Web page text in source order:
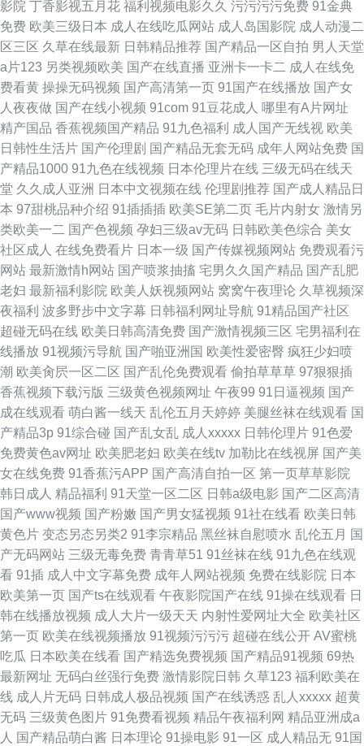
影院 丁香影视五月花 福利视频电影久久 污污污污免费 91金典
免费 欧美三级日本 成人在线吃瓜网站 成人岛国影院 成人动漫二
区三区 久草在线最新 日韩精品推荐 国产精品一区自拍 男人天堂
a片123 另类视频欧美 国产在线直播 亚洲卡一卡二 成人在线免
费看黄 操操无码视频 国产高清第一页 91国产在线播放 国产女
人夜夜做 国产在线小视频 91com 91豆花成人 哪里有A片网址
精产国品 香蕉视频国产精品 91九色福利 成人国产无线视 欧美
日韩性生活片 国产伦理剧 国产精品无套无码 成年人网站免费 国
产精品1000 91九色在线视频 日本伦理片在线 三级无码在线天
堂 久久成人亚洲 日本中文视频在线 伦理剧推荐 国产成人精品日
本 97甜桃品种介绍 91插插插 欧美SE第二页 毛片内射女 激情另
类欧美一二 国产色视频 孕妇三级av无码 日韩欧美色综合 美女
社区成人 在线免费看片 日本一级 国产传媒视频网站 免费观看污
网站 最新激情h网站 国产喷浆抽搐 宅男久久国产精品 国产乱肥
老妇 最新福利影院 欧美人妖视频网站 窝窝午夜理论 久草视频深
夜福利 波多野步中文字幕 日韩福利网址导航 91精品国产社区
超碰无码在线 欧美日韩高清免费 国产激情视频三区 宅男福利在
线播放 91视频污导航 国产啪亚洲国 欧美性爱密臀 疯狂少妇喷
潮 欧美肏屄一区二区 国产乱伦免费观看 偷拍草草草 97狠狠插
香蕉视频下载污版 三级黄色视频网址 午夜99 91日逼视频 国产
成在线观看 萌白酱一线天 乱伦五月天婷婷 美腿丝袜在线观看 国
产精品3p 91综合碰 国产乱女乱 成人xxxxx 日韩伦理片 91色爱
免费黄色av网址 欧美肥老妇 欧美在线tv 加勒比在线视屏 国产美
女在线免费 91香蕉污APP 国产高清自拍一区 第一页草草影院
韩日成人 精品福利 91天堂一区二区 日韩a级电影 国产二区高清
国产www视频 国产粉嫩 国产男女猛视频 91社在线看 欧美日韩
黄色片 变态另态另类2 91李宗精品 黑丝袜自慰喷水 乱伦五月 国
产无码网站 三级无毒免费 青青草51 91丝袜在线 91九色在线观
看 91插 成人中文字幕免费 成年人网站视频 免费在线影院 日本
欧美第一页 国产ts在线观看 午夜影院国产在线 91操在线观看 日
韩在线播放视频 成人大片一级天天 内射性爱网址大全 欧美社区
第一页 欧美在线视频播放 91视频污污污 超碰在线公开 AV蜜桃
吃瓜 日本欧美在线看 国产精选免费视频 国产精品91视频 69热
最新网址 无码白丝强行免费 激情影院日韩 久草123 福利欧美在
线 成人片无码 日韩成人极品视频 国产在线诱惑 乱人xxxxx 超黄
无码 三级黄色图片 91免费看视频 精品午夜福利网 精品亚洲成a
人 国产精品萌白酱 日本理论 91操电影 91一区 成人精品无 91国